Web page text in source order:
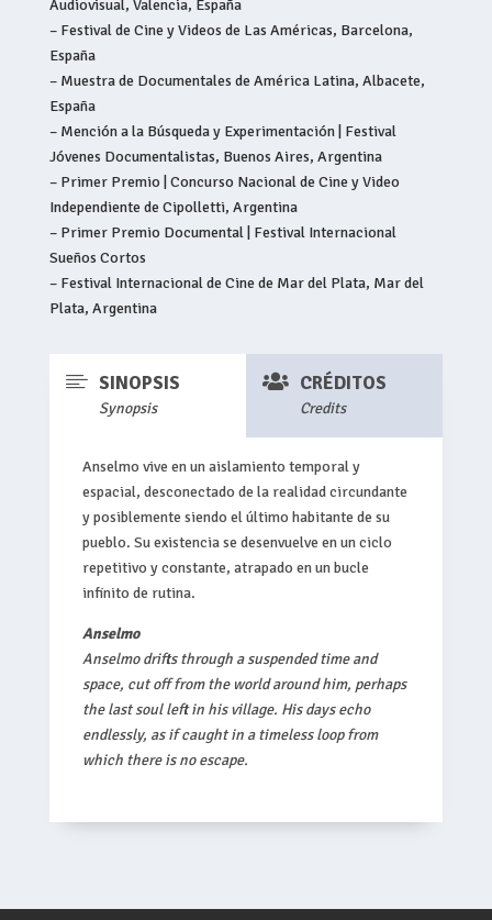
Audiovisual, Valencia, España
– Festival de Cine y Videos de Las Américas, Barcelona,
España
– Muestra de Documentales de América Latina, Albacete,
España
– Mención a la Búsqueda y Experimentación | Festival
Jóvenes Documentalistas, Buenos Aires, Argentina
– Primer Premio | Concurso Nacional de Cine y Video
Independiente de Cipolletti, Argentina
– Primer Premio Documental | Festival Internacional
Sueños Cortos
– Festival Internacional de Cine de Mar del Plata, Mar del
Plata, Argentina
 SINOPSIS
Synopsis
 CRÉDITOS
Credits
Anselmo vive en un aislamiento temporal y
espacial, desconectado de la realidad circundante
y posiblemente siendo el último habitante de su
pueblo. Su existencia se desenvuelve en un ciclo
repetitivo y constante, atrapado en un bucle
infinito de rutina.
Anselmo
Anselmo drifts through a suspended time and
space, cut off from the world around him, perhaps
the last soul left in his village. His days echo
endlessly, as if caught in a timeless loop from
which there is no escape.